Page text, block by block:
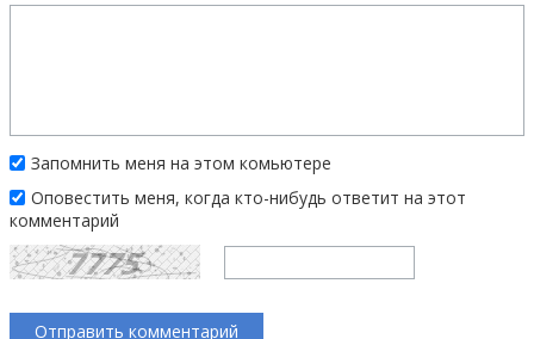
Запомнить меня на этом комьютере
Оповестить меня, когда кто-нибудь ответит на этот
комментарий